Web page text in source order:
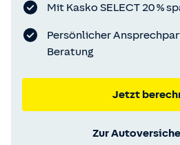
Mit Kasko SELECT 20 %
Persönlicher
Beratung
Jetzt
Zur